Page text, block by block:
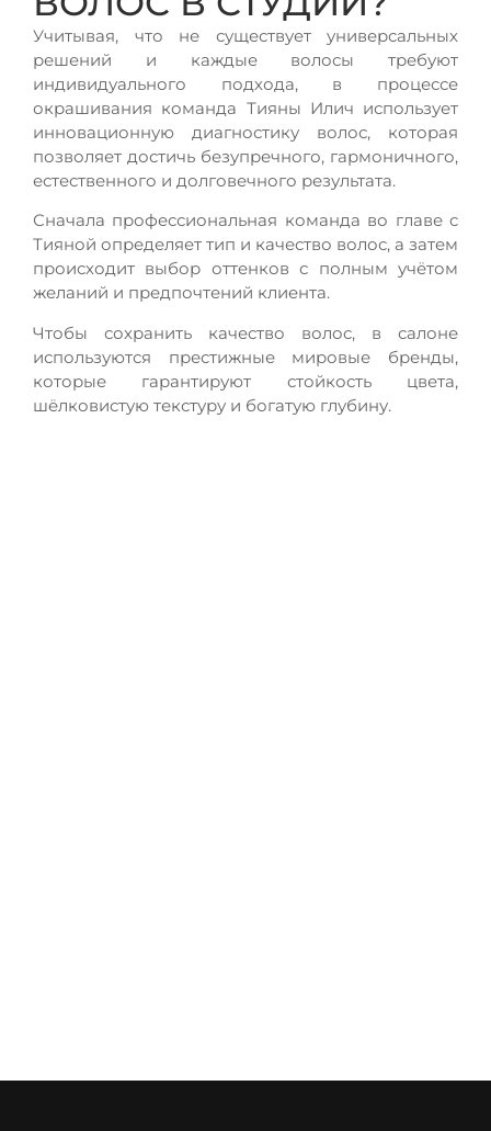
Учитывая, что не существует универсальных
решений и каждые волосы требуют
индивидуального подхода, в процессе
окрашивания команда Тияны Илич использует
инновационную диагностику волос, которая
позволяет достичь безупречного, гармоничного,
естественного и долговечного результата.
Сначала профессиональная команда во главе с
Тияной определяет тип и качество волос, а затем
происходит выбор оттенков с полным учётом
желаний и предпочтений клиента.
Чтобы сохранить качество волос, в салоне
используются престижные мировые бренды,
которые гарантируют стойкость цвета,
шёлковистую текстуру и богатую глубину.